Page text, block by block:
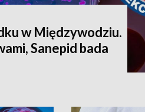
w Międzywodziu.
Sanepid bada